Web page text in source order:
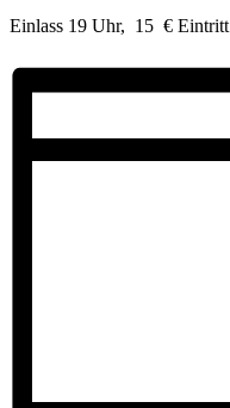
Einlass 19 Uhr, 15 € Eintritt